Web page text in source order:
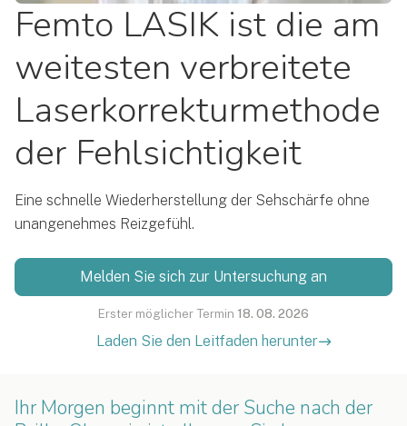
Femto LASIK ist die am
weitesten verbreitete
Laserkorrekturmethode
der Fehlsichtigkeit
Eine schnelle Wiederherstellung der Sehschärfe ohne
unangenehmes Reizgefühl.
Melden Sie sich zur Untersuchung an
Erster möglicher Termin 18. 08. 2026
Laden Sie den Leitfaden herunter
Ihr Morgen beginnt mit der Suche nach der